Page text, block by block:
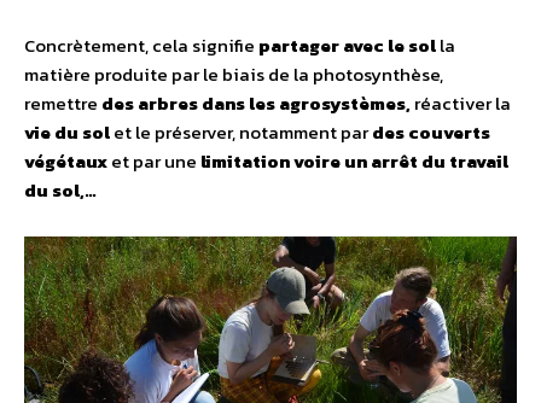
Concrètement, cela signifie partager avec le solla
matière produite par le biais de la photosynthèse,
remettre des arbres dans les agrosystèmes,réactiver la
vie du solet le préserver, notamment pardes couverts
végétauxet par une limitation voire un arrêt du travail
du sol,…